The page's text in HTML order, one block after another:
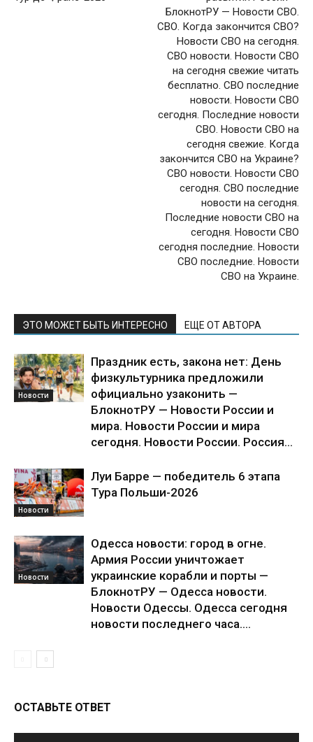
БлокнотРУ — Новости СВО.
СВО. Когда закончится СВО?
Новости СВО на сегодня.
СВО новости. Новости СВО
на сегодня свежие читать
бесплатно. СВО последние
новости. Новости СВО
сегодня. Последние новости
СВО. Новости СВО на
сегодня свежие. Когда
закончится СВО на Украине?
СВО новости. Новости СВО
сегодня. СВО последние
новости на сегодня.
Последние новости СВО на
сегодня. Новости СВО
сегодня последние. Новости
СВО последние. Новости
СВО на Украине.
ЭТО МОЖЕТ БЫТЬ ИНТЕРЕСНО ЕЩЕ ОТ АВТОРА
Новости
Праздник есть, закона нет: День
физкультурника предложили
официально узаконить —
БлокнотРУ — Новости России и
мира. Новости России и мира
сегодня. Новости России. Россия...
Новости
Луи Барре — победитель 6 этапа
Тура Польши-2026
Новости
Одесса новости: город в огне.
Армия России уничтожает
украинские корабли и порты —
БлокнотРУ — Одесса новости.
Новости Одессы. Одесса сегодня
новости последнего часа....
ОСТАВЬТЕ ОТВЕТ